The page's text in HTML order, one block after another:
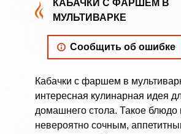
КАБАЧКИ С ФАРШЕМ В
МУЛЬТИВАРКЕ
Сообщить об ошибке
Кабачки с фаршем в
интересная кулинарная идея
домашнего стола. Такое блюдо
невероятно сочным,